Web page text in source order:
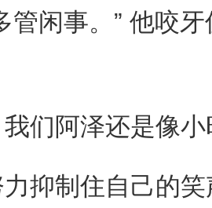
事。” 他咬牙
阿泽还是像小
制住自己的笑